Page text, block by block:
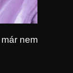
nem